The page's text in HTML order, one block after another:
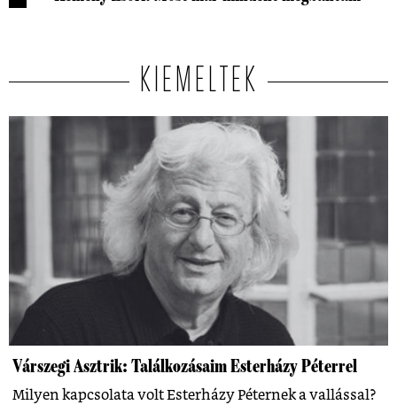
KIEMELTEK
Várszegi Asztrik: Találkozásaim Esterházy Péterrel
Milyen kapcsolata volt Esterházy Péternek a vallással?